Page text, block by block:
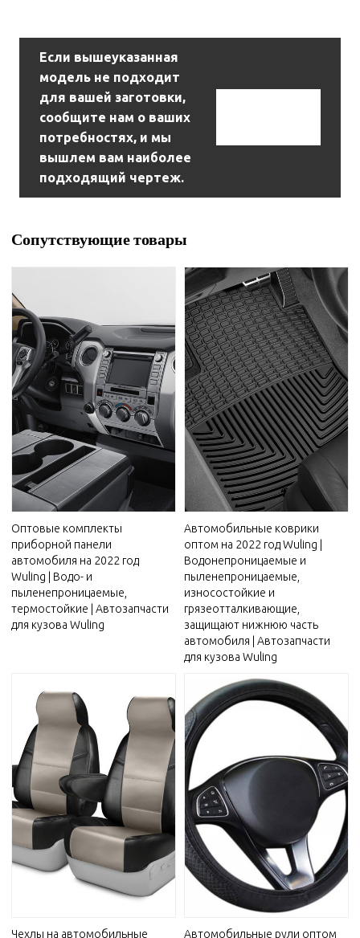
Если вышеуказанная
модель не подходит
для вашей заготовки,
сообщите нам о ваших
потребностях, и мы
вышлем вам наиболее
подходящий чертеж.
Сопутствующие товары
Оптовые комплекты
приборной панели
автомобиля на 2022 год
Wuling | Водо- и
пыленепроницаемые,
термостойкие | Автозапчасти
для кузова Wuling
Автомобильные коврики
оптом на 2022 год Wuling |
Водонепроницаемые и
пыленепроницаемые,
износостойкие и
грязеотталкивающие,
защищают нижнюю часть
автомобиля | Автозапчасти
для кузова Wuling
Чехлы на автомобильные Автомобильные рули оптом